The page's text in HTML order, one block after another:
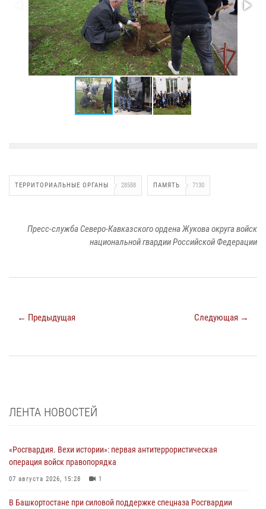
ТЕРРИТОРИАЛЬНЫЕ ОРГАНЫ 28588 ПАМЯТЬ 7130
Пресс-служба Северо-Кавказского ордена Жукова округа войск
национальной гвардии Российской Федерации
← Предыдущая Следующая →
ЛЕНТА НОВОСТЕЙ
«Росгвардия. Вехи истории»: первая антитеррористическая
операция войск правопорядка
07 августа 2026, 15:28 1
В Башкортостане при силовой поддержке спецназа Росгвардии